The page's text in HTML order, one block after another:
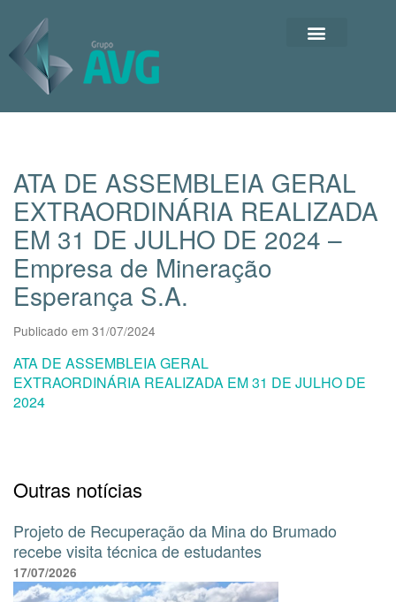
ATA DE ASSEMBLEIA GERAL
EXTRAORDINÁRIA REALIZADA
EM 31 DE JULHO DE 2024 –
Empresa de Mineração
Esperança S.A.
Publicado em 31/07/2024
ATA DE ASSEMBLEIA GERAL
EXTRAORDINÁRIA REALIZADA EM 31 DE JULHO DE
2024
Outras notícias
Projeto de Recuperação da Mina do Brumado
recebe visita técnica de estudantes
17/07/2026